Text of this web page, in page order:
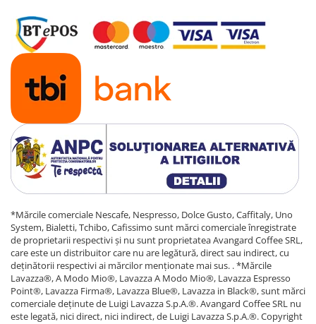
*Mărcile comerciale Nescafe, Nespresso, Dolce Gusto, Caffitaly, Uno
System, Bialetti, Tchibo, Cafissimo sunt mărci comerciale înregistrate
de proprietarii respectivi și nu sunt proprietatea Avangard Coffee SRL,
care este un distribuitor care nu are legătură, direct sau indirect, cu
deținătorii respectivi ai mărcilor menționate mai sus. . *Mărcile
Lavazza®, A Modo Mio®, Lavazza A Modo Mio®, Lavazza Espresso
Point®, Lavazza Firma®, Lavazza Blue®, Lavazza in Black®, sunt mărci
comerciale deținute de Luigi Lavazza S.p.A.®. Avangard Coffee SRL nu
este legată, nici direct, nici indirect, de Luigi Lavazza S.p.A.®. Copyright